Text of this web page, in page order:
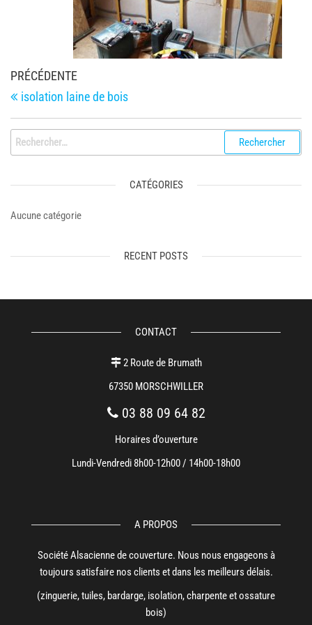
Navigation
de
l’article
Article
précédent
PRÉCÉDENTE
isolation laine de bois
Rechercher :
CATÉGORIES
Aucune catégorie
RECENT POSTS
CONTACT
2 Route de Brumath
67350 MORSCHWILLER
03 88 09 64 82
Horaires d’ouverture
Lundi-Vendredi 8h00-12h00 / 14h00-18h00
A PROPOS
Société Alsacienne de couverture. Nous nous engageons à
toujours satisfaire nos clients et dans les meilleurs délais.
(zinguerie, tuiles, bardarge, isolation, charpente et ossature
bois)